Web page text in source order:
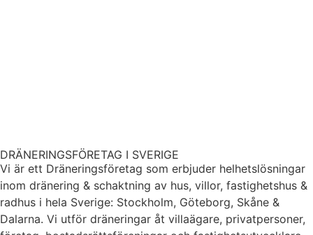
DRÄNERINGSFÖRETAG I SVERIGE
Vi är ett Dräneringsföretag som erbjuder helhetslösningar
inom dränering & schaktning av hus, villor, fastighetshus &
radhus i hela Sverige: Stockholm, Göteborg, Skåne &
Dalarna. Vi utför dräneringar åt villaägare, privatpersoner,